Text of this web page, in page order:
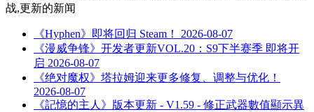
战,更新的新闻
《Hyphen》即将回归 Steam！
2026-08-07
《漫威争锋》开发者更新VOL.20：S9下半赛季 即将开
启 2026-08-07
《绝对魔权》塔拉姆迎来更多修复、调整与优化！
2026-08-07
《記憶的主人》版本更新 - V1.59 - 修正武器數值顯示異